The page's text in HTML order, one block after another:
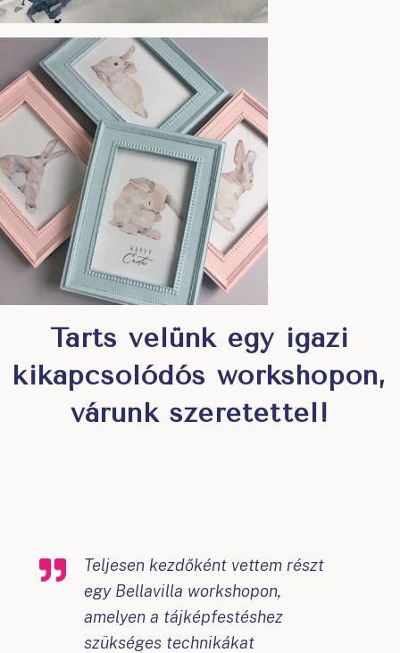
Tarts velünk egy igazi
kikapcsolódós workshopon,
várunk szeretettel!
Teljesen kezdőként vettem részt
egy Bellavilla workshopon,
amelyen a tájképfestéshez
szükséges technikákat